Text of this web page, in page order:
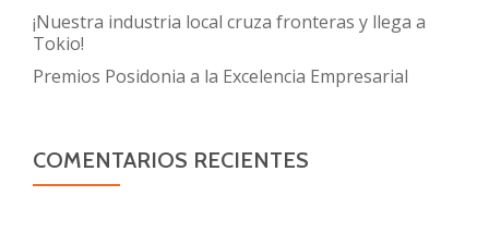
¡Nuestra industria local cruza fronteras y llega a
Tokio!
Premios Posidonia a la Excelencia Empresarial
COMENTARIOS RECIENTES